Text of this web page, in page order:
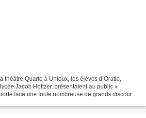
théâtre Quarto à Unieux, les élèves d’Oratio,
Jacob Holtzer, présentaient au public «
face une foule nombreuse de grands discours